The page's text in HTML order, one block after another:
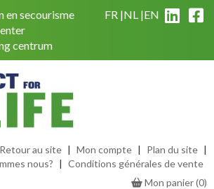
en secourisme
centrum
FR NL EN
Retour au site | Mon compte | Plan du site |
nous? | Conditions générales de vente
Mon panier(0)